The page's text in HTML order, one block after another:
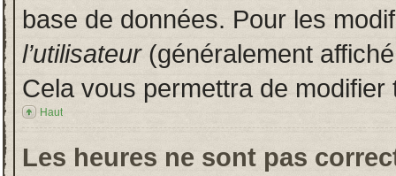
base de données. Pour les
l’utilisateur(généralement
Cela vous permettra de
Haut
Les heures ne sont pas